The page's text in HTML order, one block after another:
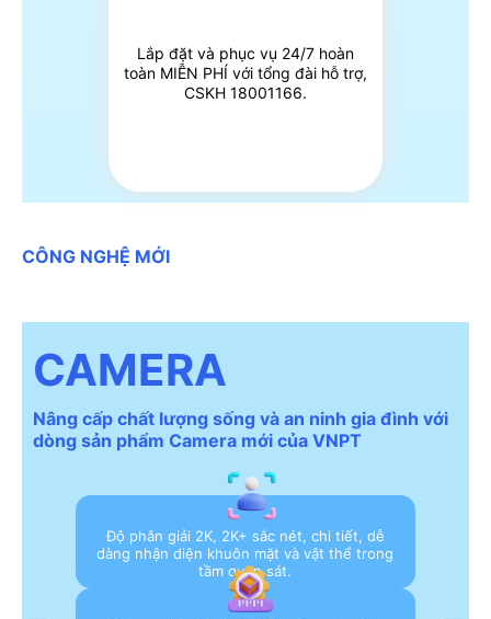
Lắp đặt và phục vụ 24/7 hoàn
toàn MIỄN PHÍ với tổng đài hỗ trợ,
CSKH 18001166.
CÔNG NGHỆ MỚI
CAMERA
Nâng cấp chất lượng sống và an ninh gia đình với
dòng sản phẩm Camera mới của VNPT
Độ phân giải 2K, 2K+ sắc nét, chi tiết, dễ
dàng nhận diện khuôn mặt và vật thể trong
tầm quan sát.